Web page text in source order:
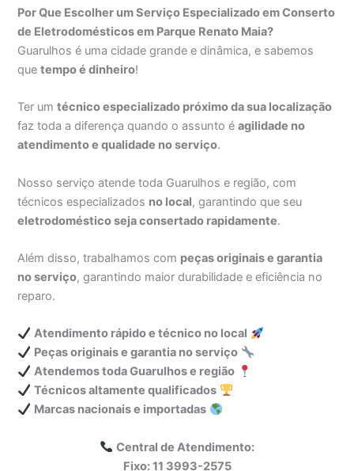
Por Que Escolher um Serviço Especializado em Conserto
de Eletrodomésticos em Parque Renato Maia?
Guarulhos é uma cidade grande e dinâmica, e sabemos
quetempo é dinheiro!
Ter umtécnico especializado próximo da sua localização
faz toda a diferença quando o assunto éagilidade no
atendimento e qualidade no serviço.
Nosso serviço atende toda Guarulhos e região, com
técnicos especializados no local, garantindo que seu
eletrodoméstico seja consertado rapidamente.
Além disso, trabalhamos com peças originais e garantia
no serviço, garantindo maior durabilidade e eficiência no
reparo.
Atendimento rápido e técnico no local
Peças originais e garantia no serviço
Atendemos toda Guarulhos e região
Técnicos altamente qualificados
Marcas nacionais e importadas
Central de Atendimento:
Fixo: 11 3993-2575